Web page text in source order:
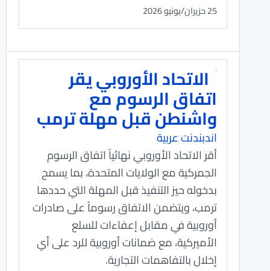
25 حزيران/يونيو 2026
الاتحاد الأوروبي يقر
اتفاق الرسوم مع
واشنطن قبل مهلة ترمب
اندبندنت عربية
أقر الاتحاد الأوروبي نهائياً اتفاق الرسوم
الجمركية مع الولايات المتحدة، بما يسمح
بدخوله حيز التنفيذ قبل المهلة التي حددها
ترمب، ويتضمن الاتفاق رسوماً على صادرات
أوروبية في مقابل إعفاءات للسلع
الأميركية، مع ضمانات أوروبية للرد على أي
إخلال بالتفاهمات التجارية.